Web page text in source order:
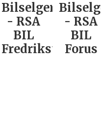
Bilselger
- RSA
BIL
Fredrikstad
- RSA
BIL
Forus